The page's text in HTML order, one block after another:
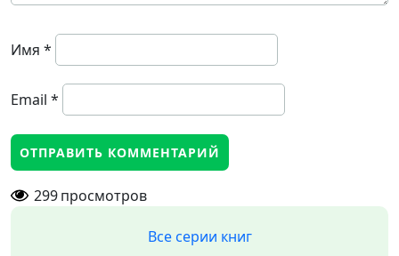
Имя *
Email *
299просмотров
Все серии книг